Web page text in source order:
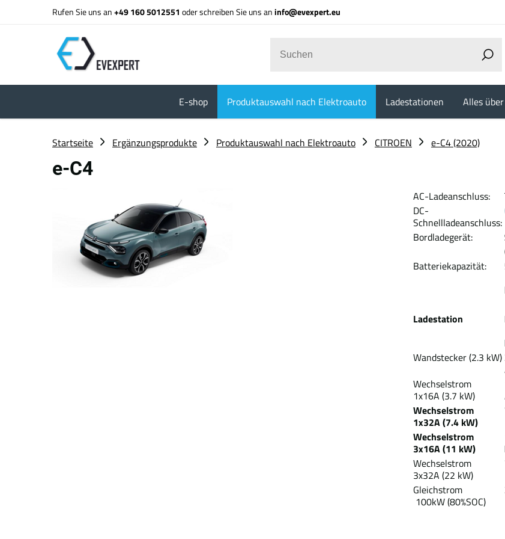
Rufen Sie uns an+49 160 5012551 oder schreiben Sie uns aninfo@evexpert.eu
E-shop Produktauswahl nach Elektroauto Ladestationen Alles
Startseite Ergänzungsprodukte Produktauswahl nach Elektroauto CITROEN e-C4 (2020)
e-C4
AC-Ladeanschluss:
DC-
Schnellladeanschluss:
Bordladegerät:
Batteriekapazität:
Ladestation
Wandstecker (2.3 kW)
Wechselstrom
1x16A (3.7 kW)
Wechselstrom
1x32A (7.4 kW)
Wechselstrom
3x16A (11 kW)
Wechselstrom
3x32A (22 kW)
Gleichstrom
100kW (80%SOC)